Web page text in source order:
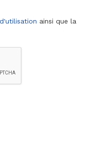
ainsi que la